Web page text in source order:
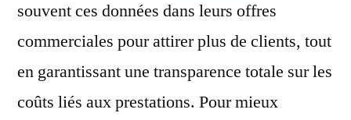
souvent ces données dans leurs offres
commerciales pour attirer plus de clients, tout
en garantissant une transparence totale sur les
coûts liés aux prestations. Pour mieux